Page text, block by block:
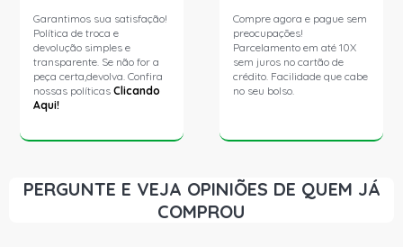
Garantimos sua satisfação!
Política de troca e
devolução simples e
transparente. Se não for a
peça certa,devolva. Confira
nossas políticasClicando
Aqui!
Compre agora e pague sem
preocupações!
Parcelamento em até 10X
sem juros no cartão de
crédito. Facilidade que cabe
no seu bolso.
PERGUNTE E VEJA OPINIÕES DE QUEM JÁ
COMPROU